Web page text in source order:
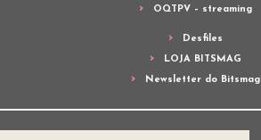
OQTPV – streaming
Desfiles
LOJA BITSMAG
Newsletter do Bitsmag